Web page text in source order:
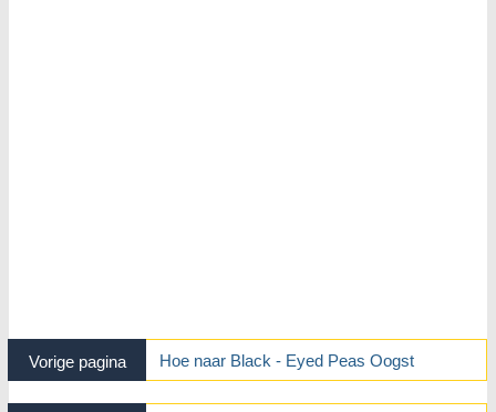
Vorige pagina Hoe naar Black - Eyed Peas Oogst